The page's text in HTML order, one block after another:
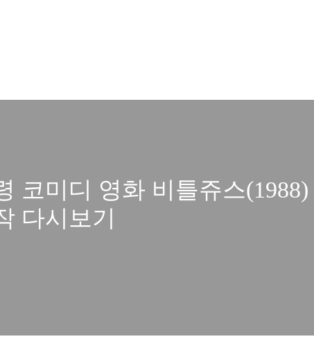
코미디 영화 비틀쥬스(1988)
다시보기